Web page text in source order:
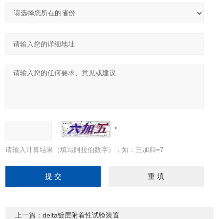
请输入计算结果（填写阿拉伯数字），如：三加四=7
上一篇：delta镀层附着性试验装置